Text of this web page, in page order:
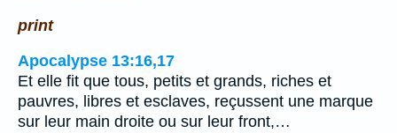
print
Apocalypse 13:16,17
Et elle fit que tous, petits et grands, riches et
pauvres, libres et esclaves, reçussent une marque
sur leur main droite ou sur leur front,…